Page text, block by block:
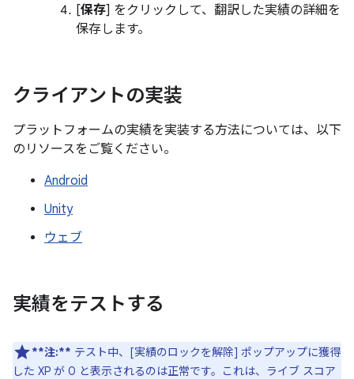
[保存] をクリックして、翻訳した実績の詳細を
保存します。
クライアントの実装
プラットフォームの実績を実装する方法については、以下
のリソースをご覧ください。
Android
Unity
ウェブ
実績をテストする
**注:** テスト中、[実績のロックを解除] ポップアップに獲得
した XP が 0 と表示されるのは正常です。これは、ライブ スコア